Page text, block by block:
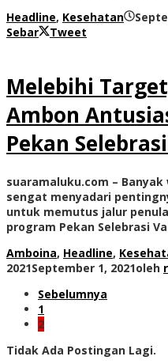
Headline, Kesehatan
Sebar
Tweet
Melebihi
Ambon
Pekan
suaramaluku.com –
sengat menyadari
untuk memutus jalur
program Pekan Selebrasi
Amboina, Headline,
2021September 1, 2021oleh
Sebelumnya
1
2
Tidak Ada Postingan Lagi.